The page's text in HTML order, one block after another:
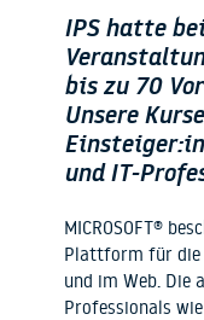
IPS hatte
bis zu 70
Unsere
und IT-
MICROSOFT®
Plattform für die
und im Web. Die
Professionals